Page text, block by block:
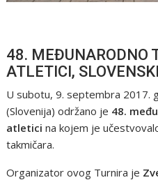
48. MEĐUNARODNO
ATLETICI,
U subotu, 9. septembra 2017.
(Slovenija) održano je 48.
atletici na kojem je
takmičara.
Organizator ovog Turnira je